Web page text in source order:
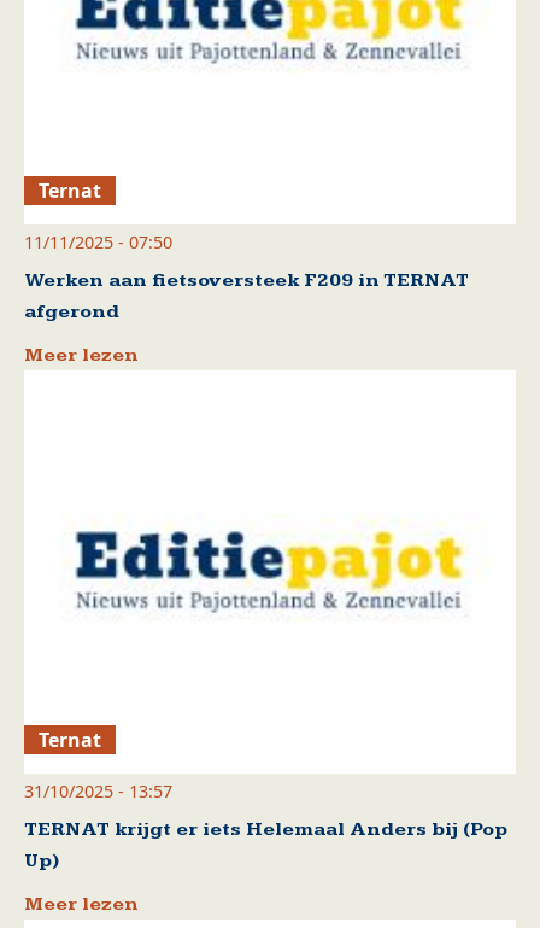
Ternat
11/11/2025 - 07:50
Werken aan fietsoversteek F209 in TERNAT
afgerond
Meer lezen
Ternat
31/10/2025 - 13:57
TERNAT krijgt er iets Helemaal Anders bij (Pop
Up)
Meer lezen